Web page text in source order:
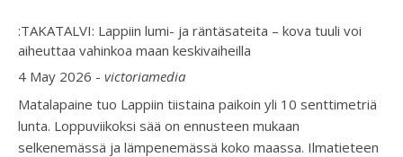
:TAKATALVI: Lappiin lumi- ja räntäsateita – kova tuuli voi
aiheuttaa vahinkoa maan keskivaiheilla
4 May 2026 - victoriamedia
Matalapaine tuo Lappiin tiistaina paikoin yli 10 senttimetriä
lunta. Loppuviikoksi sää on ennusteen mukaan
selkenemässä ja lämpenemässä koko maassa. Ilmatieteen